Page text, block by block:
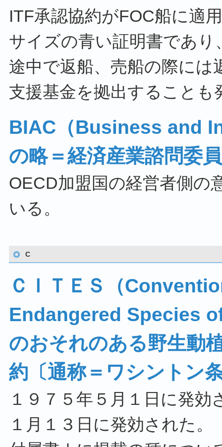
ITF承認協約がFOC船に適
サイズの青い証明書であ
途中で返船、売船の際に
支援基金を拠出すること
BIAC（Business and
の略＝経済産業諮問委
OECD加盟国の経営者側の
いる。
C
ＣＩＴＥＳ（
Endangered Species
のおそれのある野生動
約〔通称＝ワシントン
１９７５年５月１日に発
１月１３日に発効された。